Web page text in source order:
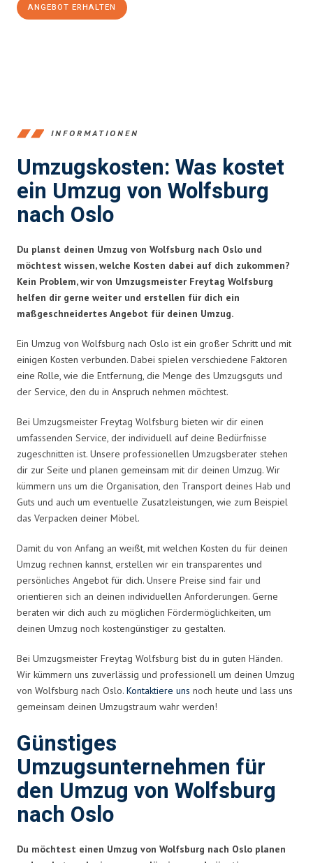
ANGEBOT ERHALTEN
INFORMATIONEN
Umzugskosten: Was kostet
ein Umzug von Wolfsburg
nach Oslo
Du planst deinen Umzug von Wolfsburg nach Oslo und
möchtest wissen, welche Kosten dabei auf dich zukommen?
Kein Problem, wir von Umzugsmeister Freytag Wolfsburg
helfen dir gerne weiter und erstellen für dich ein
maßgeschneidertes Angebot für deinen Umzug.
Ein Umzug von Wolfsburg nach Oslo ist ein großer Schritt und mit
einigen Kosten verbunden. Dabei spielen verschiedene Faktoren
eine Rolle, wie die Entfernung, die Menge des Umzugsguts und
der Service, den du in Anspruch nehmen möchtest.
Bei Umzugsmeister Freytag Wolfsburg bieten wir dir einen
umfassenden Service, der individuell auf deine Bedürfnisse
zugeschnitten ist. Unsere professionellen Umzugsberater stehen
dir zur Seite und planen gemeinsam mit dir deinen Umzug. Wir
kümmern uns um die Organisation, den Transport deines Hab und
Guts und auch um eventuelle Zusatzleistungen, wie zum Beispiel
das Verpacken deiner Möbel.
Damit du von Anfang an weißt, mit welchen Kosten du für deinen
Umzug rechnen kannst, erstellen wir ein transparentes und
persönliches Angebot für dich. Unsere Preise sind fair und
orientieren sich an deinen individuellen Anforderungen. Gerne
beraten wir dich auch zu möglichen Fördermöglichkeiten, um
deinen Umzug noch kostengünstiger zu gestalten.
Bei Umzugsmeister Freytag Wolfsburg bist du in guten Händen.
Wir kümmern uns zuverlässig und professionell um deinen Umzug
von Wolfsburg nach Oslo. Kontaktiere uns noch heute und lass uns
gemeinsam deinen Umzugstraum wahr werden!
Günstiges
Umzugsunternehmen für
den Umzug von Wolfsburg
nach Oslo
Du möchtest einen Umzug von Wolfsburg nach Oslo planen